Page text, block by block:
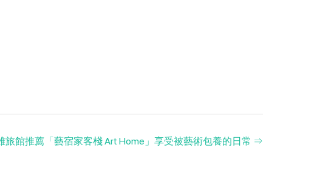
旅館推薦「藝宿家客棧 Art Home」享受被藝術包養的日常 ⇒